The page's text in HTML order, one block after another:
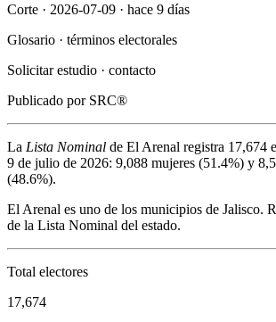
Corte · 2026-07-09 · hace 9 días
Glosario · términos electorales
Solicitar estudio · contacto
Publicado por SRC®
La Lista Nominal de El Arenal registra 17,674
9 de julio de 2026: 9,088 mujeres (51.4%) y
(48.6%).
El Arenal es uno de los municipios de Jalisco.
de la Lista Nominal del estado.
Total electores
17,674